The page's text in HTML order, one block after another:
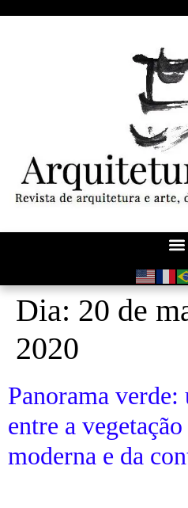
Dia: 20 de
2020
Panorama
entre a
moderna e da